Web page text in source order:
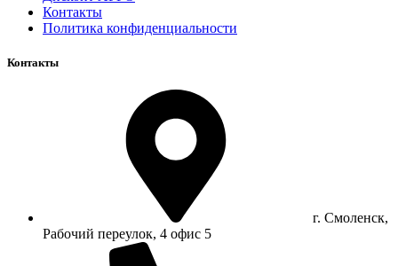
Контакты
Политика конфиденциальности
Контакты
г. Смоленск,
Рабочий переулок, 4 офис 5